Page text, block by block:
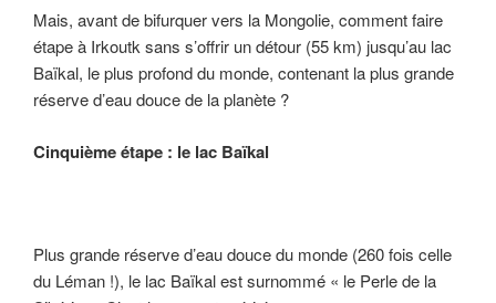
Mais, avant de bifurquer vers la Mongolie, comment faire
étape à Irkoutk sans s’offrir un détour (55 km) jusqu’au lac
Baïkal, le plus profond du monde, contenant la plus grande
réserve d’eau douce de la planète ?
Cinquième étape : le lac Baïkal
Plus grande réserve d’eau douce du monde (260 fois celle
du Léman !), le lac Baïkal est surnommé « le Perle de la